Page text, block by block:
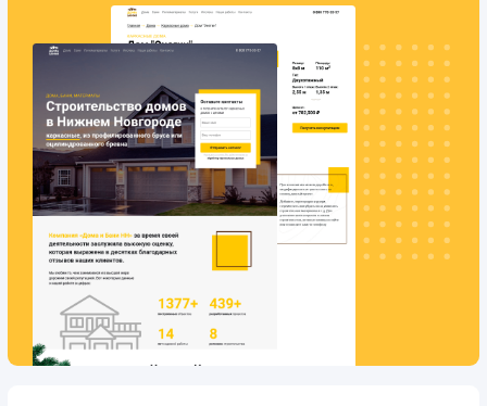
domabaninn.ru
Тематика : Деревянное домостроение
Регион: Нижний Новгород и Нижегородская область
Дизайн : Разработка дизайна
Дизайн
2 недели
Верстка
2 недели
Отладка